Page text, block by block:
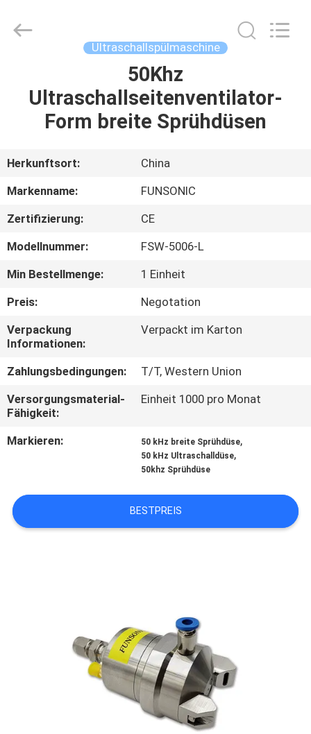
PRODUKTE
ÜBER
UNS
WERKSBESICHTIGUNG
QUALITÄTSKONTROLLE
KONTAKTIEREN
SIE
UNS
NEUIGKEITEN
RECHTSSACHEN
ANGEBOT
ANFORDERN
DATENSCHUTZRICHTLINIE
Co.,Ltd.
Ultraschallspülmaschine
50Khz
Ultraschallseitenventilator-
Form breite Sprühdüsen
Herkunftsort:
China
Markenname:
FUNSONIC
Zertifizierung:
CE
Modellnummer:
FSW-5006-L
Min Bestellmenge:
1 Einheit
Preis:
Negotation
Verpackung
Informationen:
Verpackt im Karton
Zahlungsbedingungen:
T/T, Western Union
Versorgungsmaterial-
Fähigkeit:
Einheit 1000 pro Monat
Markieren: 50 kHz breite Sprühdüse,
50 kHz Ultraschalldüse,
50khz Sprühdüse
BESTPREIS